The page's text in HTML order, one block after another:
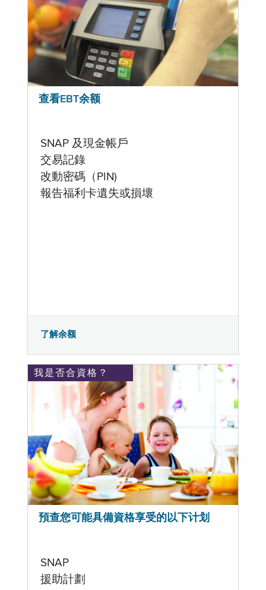
查看EBT余额
SNAP 及現金帳戶
交易記錄
改動密碼（PIN)
報告福利卡遺失或損壞
了解余额
我是否合資格？
預查您可能具備資格享受的以下计划
SNAP
援助計劃